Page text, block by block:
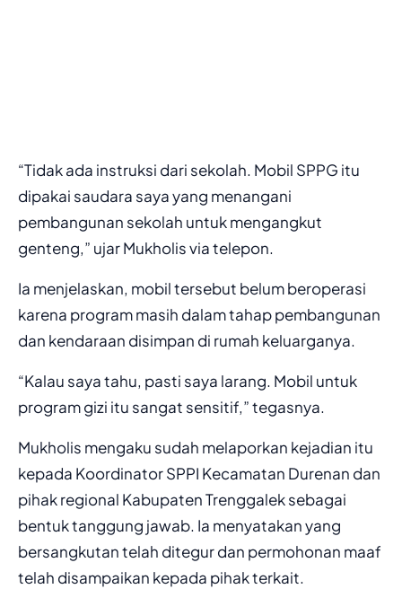
“Tidak ada instruksi dari sekolah. Mobil SPPG itu
dipakai saudara saya yang menangani
pembangunan sekolah untuk mengangkut
genteng,” ujar Mukholis via telepon.
Ia menjelaskan, mobil tersebut belum beroperasi
karena program masih dalam tahap pembangunan
dan kendaraan disimpan di rumah keluarganya.
“Kalau saya tahu, pasti saya larang. Mobil untuk
program gizi itu sangat sensitif,” tegasnya.
Mukholis mengaku sudah melaporkan kejadian itu
kepada Koordinator SPPI Kecamatan Durenan dan
pihak regional Kabupaten Trenggalek sebagai
bentuk tanggung jawab. Ia menyatakan yang
bersangkutan telah ditegur dan permohonan maaf
telah disampaikan kepada pihak terkait.